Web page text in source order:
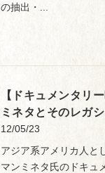
の抽出・...
【ドキュメンタリ
ミネタとそのレガ
12/05/23
アジア系アメリカ人と
マンミネタ氏のドキュ